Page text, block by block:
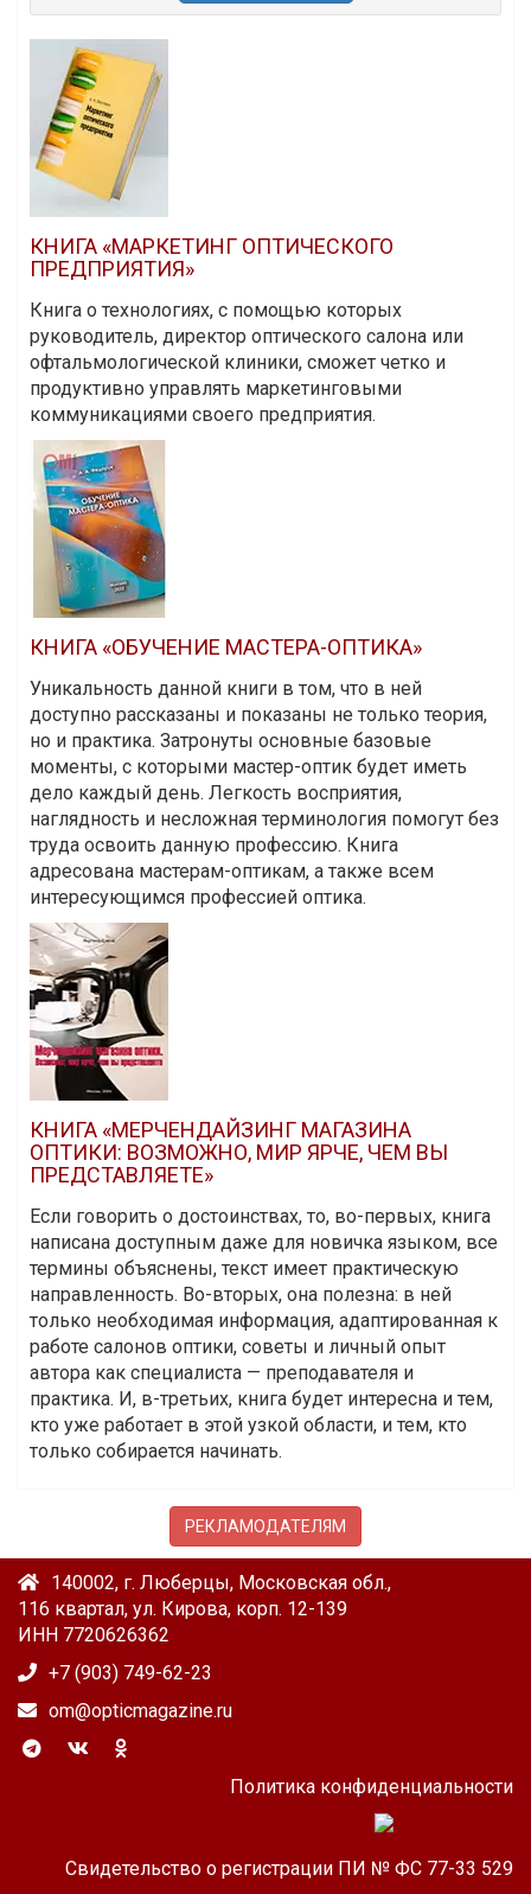
КНИГА «МАРКЕТИНГ ОПТИЧЕСКОГО
ПРЕДПРИЯТИЯ»
Книга о технологиях, с помощью которых
руководитель, директор оптического салона или
офтальмологической клиники, сможет четко и
продуктивно управлять маркетинговыми
коммуникациями своего предприятия.
КНИГА «ОБУЧЕНИЕ МАСТЕРА-ОПТИКА»
Уникальность данной книги в том, что в ней
доступно рассказаны и показаны не только теория,
но и практика. Затронуты основные базовые
моменты, с которыми мастер-оптик будет иметь
дело каждый день. Легкость восприятия,
наглядность и несложная терминология помогут без
труда освоить данную профессию. Книга
адресована мастерам-оптикам, а также всем
интересующимся профессией оптика.
КНИГА «МЕРЧЕНДАЙЗИНГ МАГАЗИНА
ОПТИКИ: ВОЗМОЖНО, МИР ЯРЧЕ, ЧЕМ ВЫ
ПРЕДСТАВЛЯЕТЕ»
Если говорить о достоинствах, то, во-первых, книга
написана доступным даже для новичка языком, все
термины объяснены, текст имеет практическую
направленность. Во-вторых, она полезна: в ней
только необходимая информация, адаптированная к
работе салонов оптики, советы и личный опыт
автора как специалиста — преподавателя и
практика. И, в-третьих, книга будет интересна и тем,
кто уже работает в этой узкой области, и тем, кто
только собирается начинать.
РЕКЛАМОДАТЕЛЯМ
140002, г. Люберцы, Московская обл.,
116 квартал, ул. Кирова, корп. 12-139
ИНН 7720626362
+7 (903) 749-62-23
om@opticmagazine.ru
Политика конфиденциальности
Свидетельство о регистрации ПИ № ФС 77-33 529